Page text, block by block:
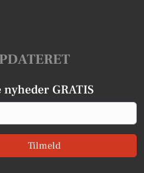
nyheder GRATIS
Tilmeld